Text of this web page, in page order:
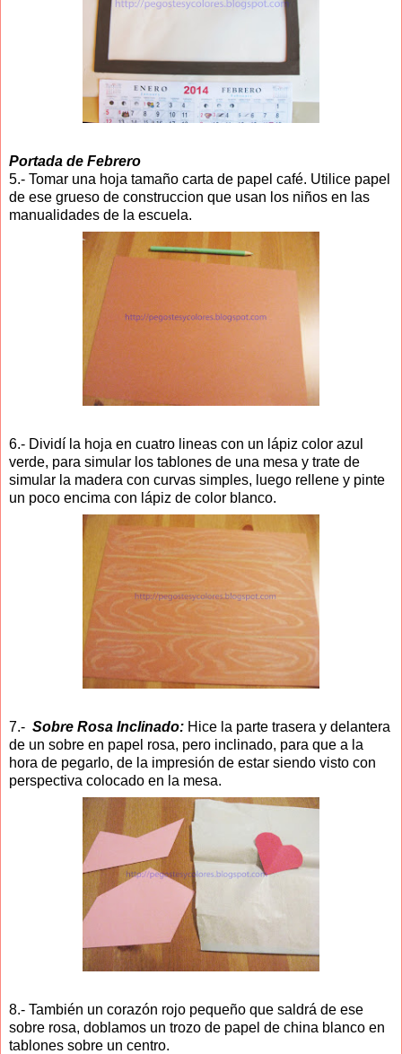
Portada de Febrero
5.- Tomar una hoja tamaño carta de papel café. Utilice papel
de ese grueso de construccion que usan los niños en las
manualidades de la escuela.
6.- Dividí la hoja en cuatro lineas con un lápiz color azul
verde, para simular los tablones de una mesa y trate de
simular la madera con curvas simples, luego rellene y pinte
un poco encima con lápiz de color blanco.
7.- Sobre Rosa Inclinado: Hice la parte trasera y delantera
de un sobre en papel rosa, pero inclinado, para que a la
hora de pegarlo, de la impresión de estar siendo visto con
perspectiva colocado en la mesa.
8.- También un corazón rojo pequeño que saldrá de ese
sobre rosa, doblamos un trozo de papel de china blanco en
tablones sobre un centro.